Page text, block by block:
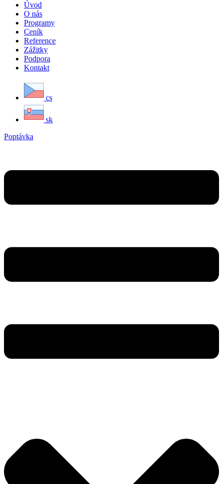
Úvod
O nás
Programy
Ceník
Reference
Zážitky
Podpora
Kontakt
cs
sk
Poptávka